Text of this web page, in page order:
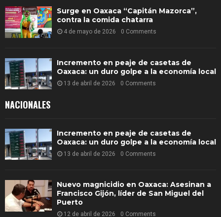
Surge en Oaxaca “Capitán Mazorca”,
contra la comida chatarra
4 de mayo de 2026 0 Comments
Incremento en peaje de casetas de
Oaxaca: un duro golpe a la economía local
13 de abril de 2026 0 Comments
NACIONALES
Incremento en peaje de casetas de
Oaxaca: un duro golpe a la economía local
13 de abril de 2026 0 Comments
Nuevo magnicidio en Oaxaca: Asesinan a
Francisco Gijón, líder de San Miguel del
Puerto
12 de abril de 2026 0 Comments